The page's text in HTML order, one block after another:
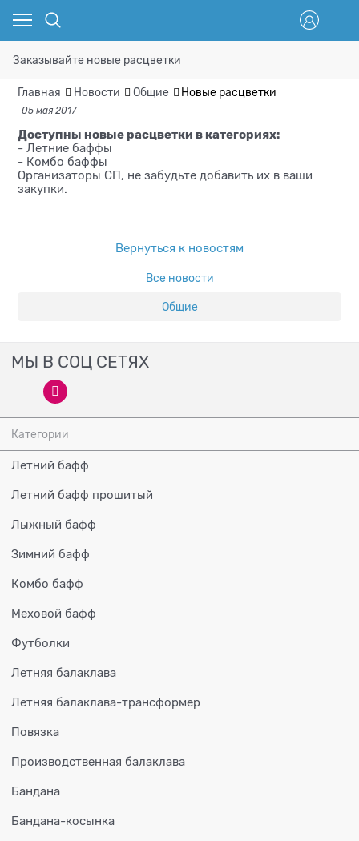
Заказывайте новые расцветки
Главная Новости Общие Новые расцветки
05 мая 2017
Доступны новые расцветки в категориях:
- Летние баффы
- Комбо баффы
Организаторы СП, не забудьте добавить их в ваши
закупки.
Вернуться к новостям
Все новости
Общие
МЫ В СОЦ СЕТЯХ
Категории
Летний бафф
Летний бафф прошитый
Лыжный бафф
Зимний бафф
Комбо бафф
Меховой бафф
Футболки
Летняя балаклава
Летняя балаклава-трансформер
Повязка
Производственная балаклава
Бандана
Бандана-косынка